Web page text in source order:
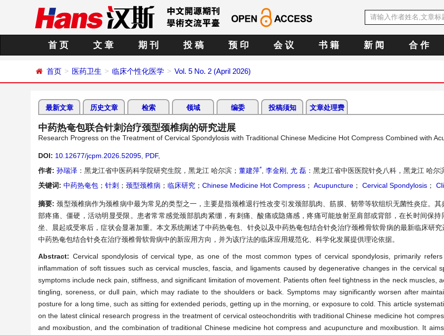
首 页 文 章 期 刊 投 稿 预 印 会 议 书 籍 新 闻 合 作
首页 医药卫生 临床个性化医学 Vol. 5 No. 2 (April 2026)
最新文章 历史文章 检索 领域 编委 投稿须知 文章处理费
中药热奄包联合针刺治疗颈型颈椎病的研究进展
Research Progress on the Treatment of Cervical Spondylosis with Traditional Chinese Medicine Hot Compress Combined with
DOI: 10.12677/jcpm.2026.52095 PDF,
作者: 孙瑞泽 ：黑龙江省中医药科学院研究生院，黑龙江 哈尔滨； 董建萍* 李金刚 尤 磊 ：黑龙江省中医医院针灸八科，黑龙江 哈尔
关键词: 中药热奄包 ； 针刺 ； 颈型颈椎病 ； 临床研究 ； Chinese Medicine Hot Compress ； Acupuncture ； Cervical Spondylosis ；
摘要:颈型颈椎病作为颈椎病中最为常见的类型之一，主要是指颈椎退行性改变引发颈部肌肉、筋膜、韧带等软组织无菌性炎症。
部疼痛、僵硬，活动明显受限。患者常常感觉颈部肌肉紧绷，有刺痛、酸痛或隐痛感，疼痛可能放射至肩部或背部，在长时间保持
坐、晨起或受寒后，症状会显著加重。本文系统阐述了中药热奄包、针灸以及中药热奄包结合针灸治疗颈椎骨软骨病的最新临床研
中药热奄包结合针灸在治疗颈椎骨软骨病中的新应用方向，并为该疗法的临床应用规范化、科学化发展提供理论依据。
Abstract: Cervical spondylosis of cervical type, as one of the most common types of cervical spondylosis, primarily
inflammation of soft tissues such as cervical muscles, fascia, and ligaments caused by degenerative changes in the cervical
symptoms include neck pain, stiffness, and significant limitation of movement. Patients often feel tightness in the neck muscles,
tingling, soreness, or dull pain, which may radiate to the shoulders or back. Symptoms may significantly worsen after
posture for a long time, such as sitting for extended periods, getting up in the morning, or exposure to cold. This article
on the latest clinical research progress in the treatment of cervical osteochondritis with traditional Chinese medicine hot
and moxibustion, and the combination of traditional Chinese medicine hot compress and acupuncture and moxibustion. It